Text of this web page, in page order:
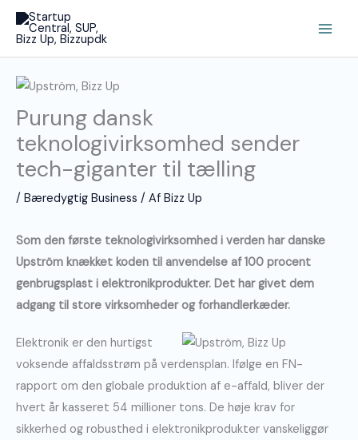
indholdet
Purung dansk
teknologivirksomhed sender
tech-giganter til tælling
/ Bæredygtig Business / Af Bizz Up
Som den første teknologivirksomhed i verden har danske
Upström knækket koden til anvendelse af 100 procent
genbrugsplast i elektronikprodukter. Det har givet dem
adgang til store virksomheder og forhandlerkæder.
Elektronik er den hurtigst
voksende affaldsstrøm på verdensplan. Ifølge en FN-
rapport om den globale produktion af e-affald, bliver der
hvert år kasseret 54 millioner tons. De høje krav for
sikkerhed og robusthed i elektronikprodukter vanskeliggør